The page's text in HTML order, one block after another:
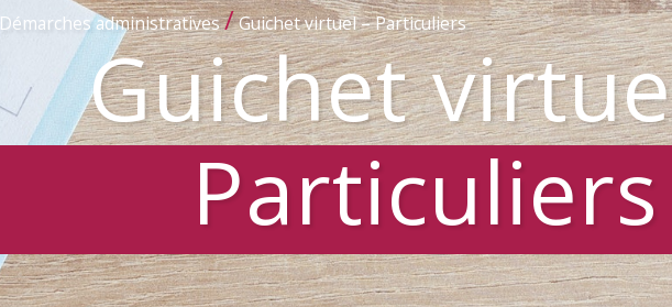
Démarches administratives/Guichet virtuel – Particuliers
Guichet
Particuliers